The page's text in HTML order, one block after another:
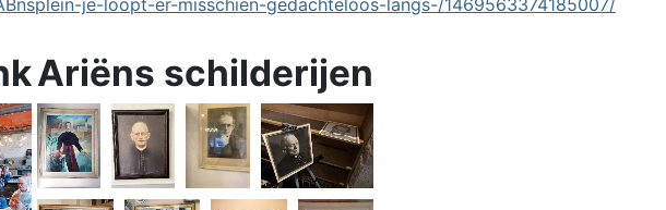
je-loopt-er-misschien-gedachteloos-langs-/1469563374185007/
Ariëns schilderijen